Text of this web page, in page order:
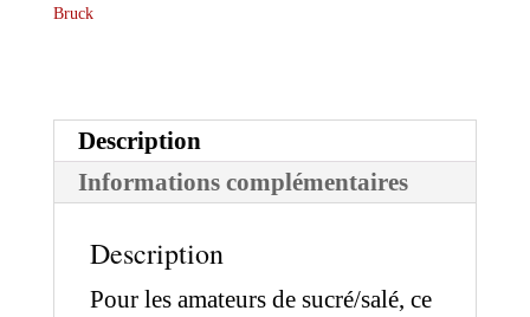
de
d'Alsace
85g
Bruck
Description
Informations complémentaires
Description
Pour les amateurs de sucré/salé, ce